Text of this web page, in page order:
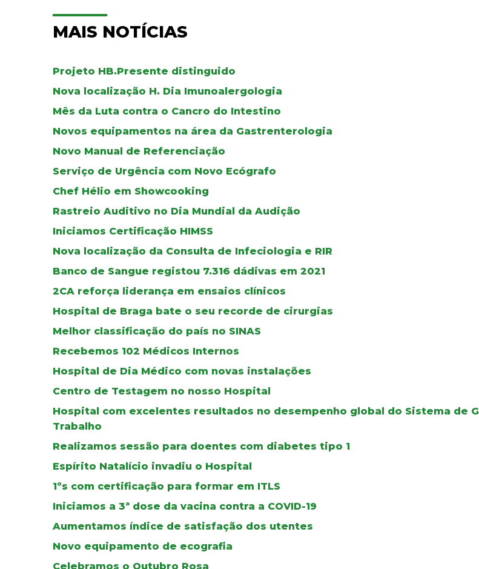
MAIS NOTÍCIAS
Projeto HB.Presente distinguido
Nova localização H. Dia Imunoalergologia
Mês da Luta contra o Cancro do Intestino
Novos equipamentos na área da Gastrenterologia
Novo Manual de Referenciação
Serviço de Urgência com Novo Ecógrafo
Chef Hélio em Showcooking
Rastreio Auditivo no Dia Mundial da Audição
Iniciamos Certificação HIMSS
Nova localização da Consulta de Infeciologia e RIR
Banco de Sangue registou 7.316 dádivas em 2021
2CA reforça liderança em ensaios clínicos
Hospital de Braga bate o seu recorde de cirurgias
Melhor classificação do país no SINAS
Recebemos 102 Médicos Internos
Hospital de Dia Médico com novas instalações
Centro de Testagem no nosso Hospital
Hospital com excelentes resultados no desempenho global do Sistema de
Trabalho
Realizamos sessão para doentes com diabetes tipo 1
Espírito Natalício invadiu o Hospital
1ºs com certificação para formar em ITLS
Iniciamos a 3ª dose da vacina contra a COVID-19
Aumentamos índice de satisfação dos utentes
Novo equipamento de ecografia
Celebramos o Outubro Rosa